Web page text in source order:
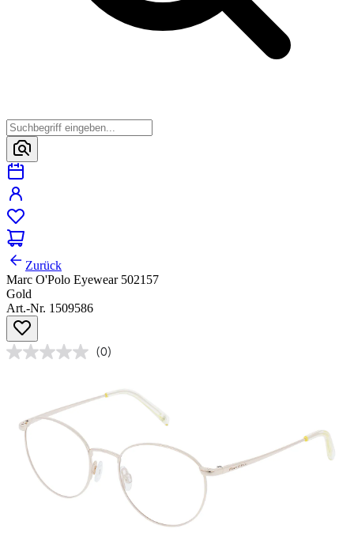
Zurück
Marc O'Polo Eyewear 502157
Gold
Art.-Nr. 1509586
(0)